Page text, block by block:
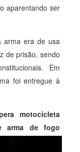
aparentando ser
arma era de usa
de prisão, sendo
Em
foi entregue à
motocicleta
arma de fogo